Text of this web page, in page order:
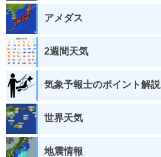
アメダス
2週間天気
気象予報士のポイント解説
世界天気
地震情報